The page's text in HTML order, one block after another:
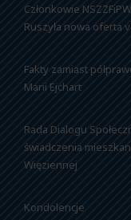
Członkowie
Ruszyła nowa oferta
Fakty zamiast
Marii Ejchart
Rada Dialogu
świadczenia
Więziennej
Kondolencje